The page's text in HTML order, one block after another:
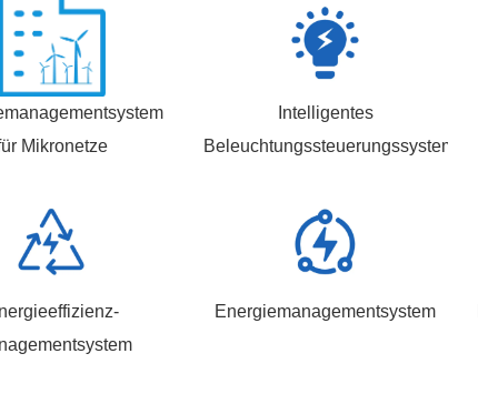
Mikronetze
Intelligentes
Beleuchtungssteuerungssystem
Energiemanagementsystem